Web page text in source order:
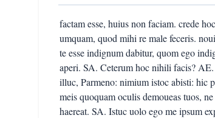
factam esse, huius non faciam. crede
umquam, quod mihi re male feceris.
te esse indignum dabitur, quom ego
aperi. SA. Ceterum hoc nihili facis?
illuc, Parmeno: nimium istoc abisti: hic
meis quoquam oculis demoueas tuos,
haereat. SA. Istuc uolo ego me ipsum